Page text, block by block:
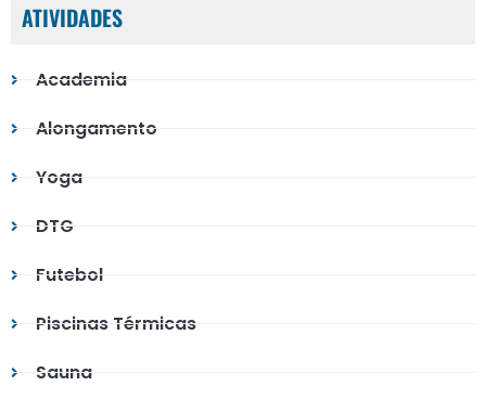
ATIVIDADES
Academia
Alongamento
Yoga
DTG
Futebol
Piscinas Térmicas
Sauna